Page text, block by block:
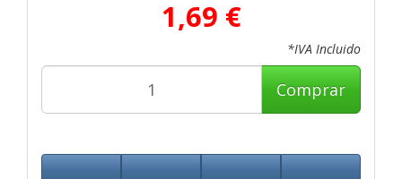
1,69 €
*IVA Incluido
Comprar